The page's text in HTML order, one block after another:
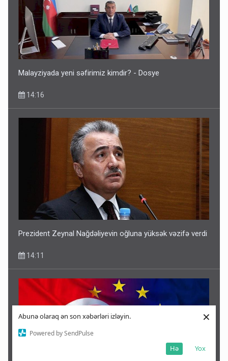
Abunə olaraq ən son xəbərləri izləyin.
Powered by SendPulse
Yox
Hə
×
Malayziyada yeni səfirimiz kimdir? - Dosye
14:16
Prezident Zeynal Nağdəliyevin oğluna yüksək vəzifə verdi
14:11